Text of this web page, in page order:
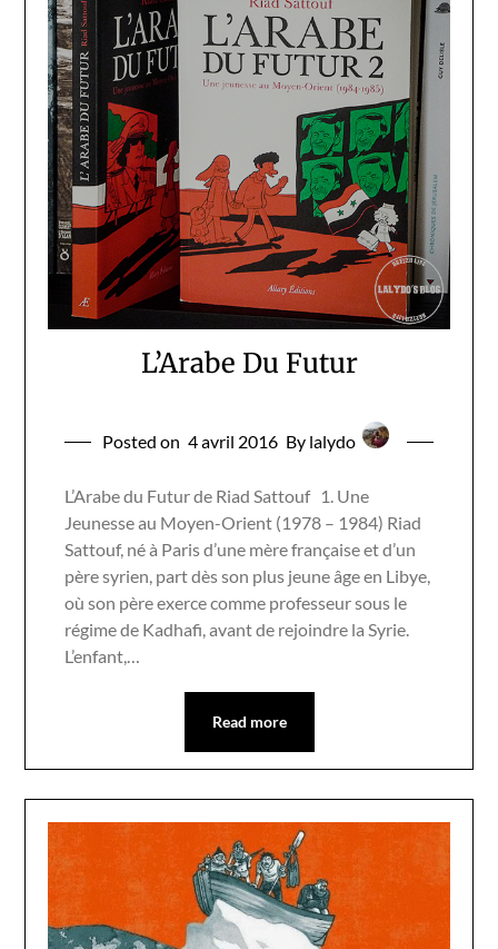
L’Arabe Du Futur
Posted on 4 avril 2016 By lalydo
L’Arabe du Futur de Riad Sattouf 1. Une
Jeunesse au Moyen-Orient (1978 – 1984) Riad
Sattouf, né à Paris d’une mère française et d’un
père syrien, part dès son plus jeune âge en Libye,
où son père exerce comme professeur sous le
régime de Kadhafi, avant de rejoindre la Syrie.
L’enfant,…
Read more